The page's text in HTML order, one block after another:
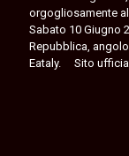
orgogliosamente
Sabato 10 Giugno
Repubblica,
Eataly. Sito